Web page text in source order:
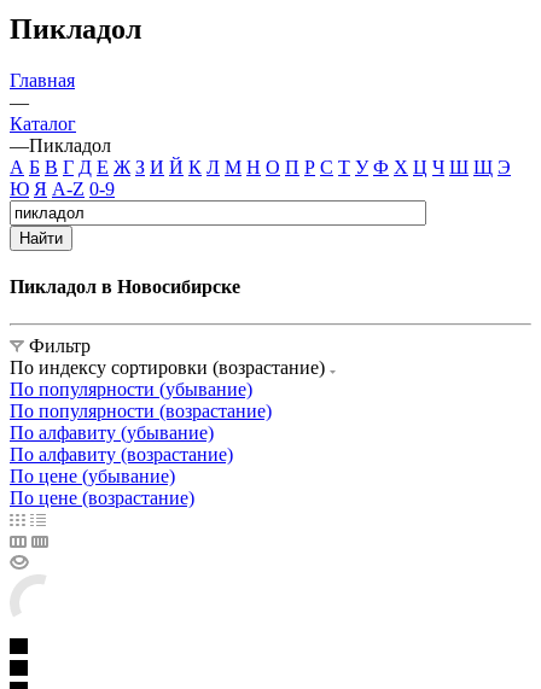
Пикладол
Главная
—
Каталог
—Пикладол
А Б В Г Д Е Ж З И Й К Л М Н О П Р С Т У Ф Х Ц Ч Ш Щ Э
Ю Я A-Z 0-9
Найти
Пикладол в Новосибирске
Фильтр
По индексу сортировки (возрастание)
По популярности (убывание)
По популярности (возрастание)
По алфавиту (убывание)
По алфавиту (возрастание)
По цене (убывание)
По цене (возрастание)